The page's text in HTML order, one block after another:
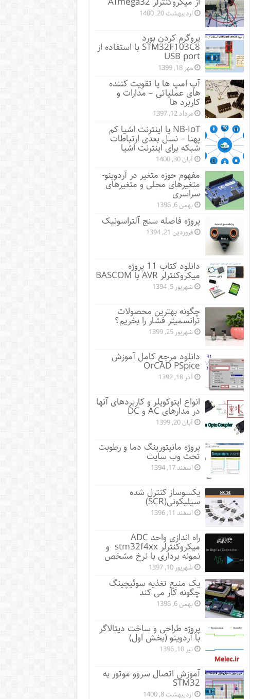
اردیبهشت 20, 1400
پروگرم کردن بورد
STM32F103C8 با استفاده از
USB port
مهر 18, 1399
آپ امپ ها یا تقویت کننده
های عملیاتی – مدارات و
کاربرد ها
مرداد 12, 1397
NB-IoT یا اینترنت اشیا کم
پهنا – نسل بعدی ارتباطات
شبکه برای اینترنت اشیا
آبان 30, 1400
مفهوم حوزه متغیر در آردوینو-
متغیرهای محلی و متغیرهای
سراسری
بهمن 6, 1396
پروژه فاصله سنج آلتراسونیک
فروردین 21, 1394
دانلود کتاب 11 پروژه
میکروکنترلر AVR با BASCOM
شهریور 5, 1394
چگونه بهترین محصولات
ترانسمیتر فشار را بخریم؟
شهریور 25, 1399
دانلود مرجع کامل آموزش
OrCAD PSpice
آذر 18, 1392
انواع اپتوکوپلر و کاربردهای آنها
در مدارهای AC و DC
آبان 20, 1399
پروژه مانيتورينگ دما و رطوبت
تحت وب سایت
اسفند 17, 1394
یکسوساز کنترل شده
سیلیکونی(SCR)
اسفند 11, 1396
راه اندازی واحد ADC
میکروکنترلر stm32f4xx و
نمونه برداری با نرخ مشخص
شهریور 10, 1397
یک منبع تغذیه سوئیچینگ
چگونه کار می کند
بهمن 6, 1396
پروژه طراحی و ساخت دیتالاگر
با آردوینو (بخش اول)
تیر 10, 1396
آموزش اتصال سروو موتور به
STM32
اردیبهشت 8, 1400